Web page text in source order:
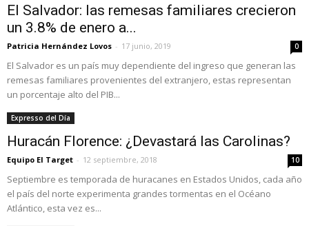
El Salvador: las remesas familiares crecieron
un 3.8% de enero a...
Patricia Hernández Lovos - 17 junio, 2019 0
El Salvador es un país muy dependiente del ingreso que generan las
remesas familiares provenientes del extranjero, estas representan
un porcentaje alto del PIB...
Expresso del Día
Huracán Florence: ¿Devastará las Carolinas?
Equipo El Target - 12 septiembre, 2018 10
Septiembre es temporada de huracanes en Estados Unidos, cada año
el país del norte experimenta grandes tormentas en el Océano
Atlántico, esta vez es...